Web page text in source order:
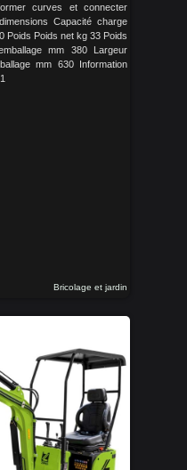
curves et connecter
Capacité charge
Poids Poids net kg 33 Poids
mm 380 Largeur
mm 630 Information
Bricolage et jardin